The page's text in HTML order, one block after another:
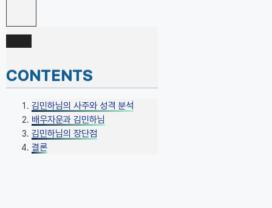
CONTENTS
김민하님의 사주와 성격 분석
배우자운과 김민하님
김민하님의 장단점
결론